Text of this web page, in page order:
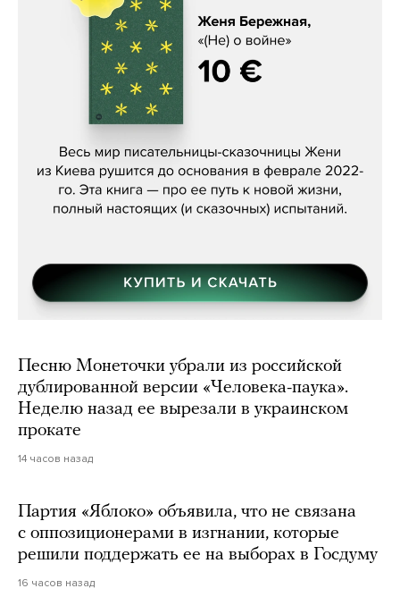
Женя Бережная, «(Не) о войне»
Песню Монеточки убрали из российской
дублированной версии «Человека-паука».
Неделю назад ее вырезали в украинском
прокате
14 часов назад
Партия «Яблоко» объявила, что не связана
с оппозиционерами в изгнании, которые
решили поддержать ее на выборах в Госдуму
16 часов назад